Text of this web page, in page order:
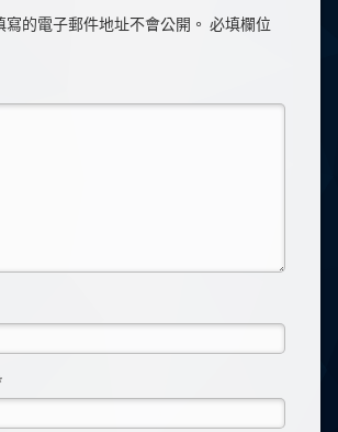
的電子郵件地址不會公開。 必填欄位